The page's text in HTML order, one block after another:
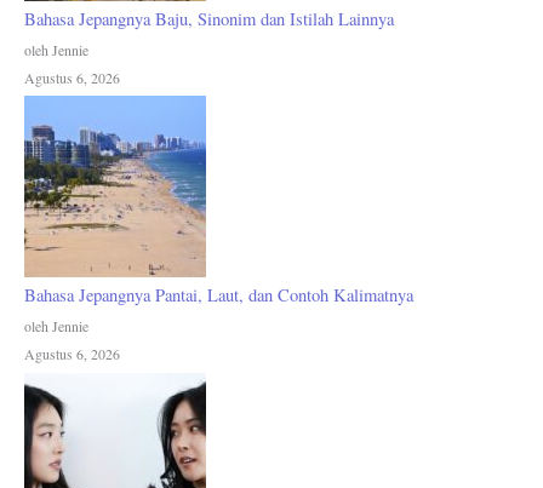
Bahasa Jepangnya Baju, Sinonim dan Istilah Lainnya
oleh Jennie
Agustus 6, 2026
Bahasa Jepangnya Pantai, Laut, dan Contoh Kalimatnya
oleh Jennie
Agustus 6, 2026